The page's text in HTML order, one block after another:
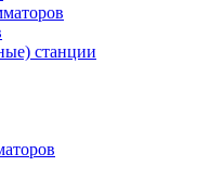
станции